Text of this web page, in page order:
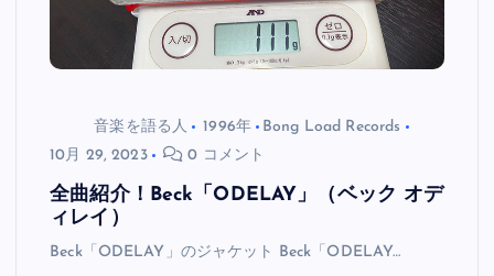
音楽を語る人 1996年
Bong Load Records
10月 29, 2023
0 コメント
全曲紹介！Beck「ODELAY」（ベック オデ
ィレイ）
Beck「ODELAY」のジャケット Beck「ODELAY…